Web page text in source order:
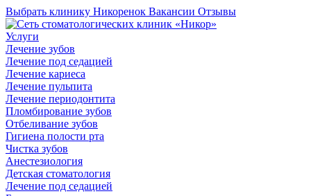
Выбрать клинику Никоренок Вакансии Отзывы
Услуги
Лечение зубов
Лечение под седацией
Лечение кариеса
Лечение пульпита
Лечение периодонтита
Пломбирование зубов
Отбеливание зубов
Гигиена полости рта
Чистка зубов
Анестезиология
Детская стоматология
Лечение под седацией